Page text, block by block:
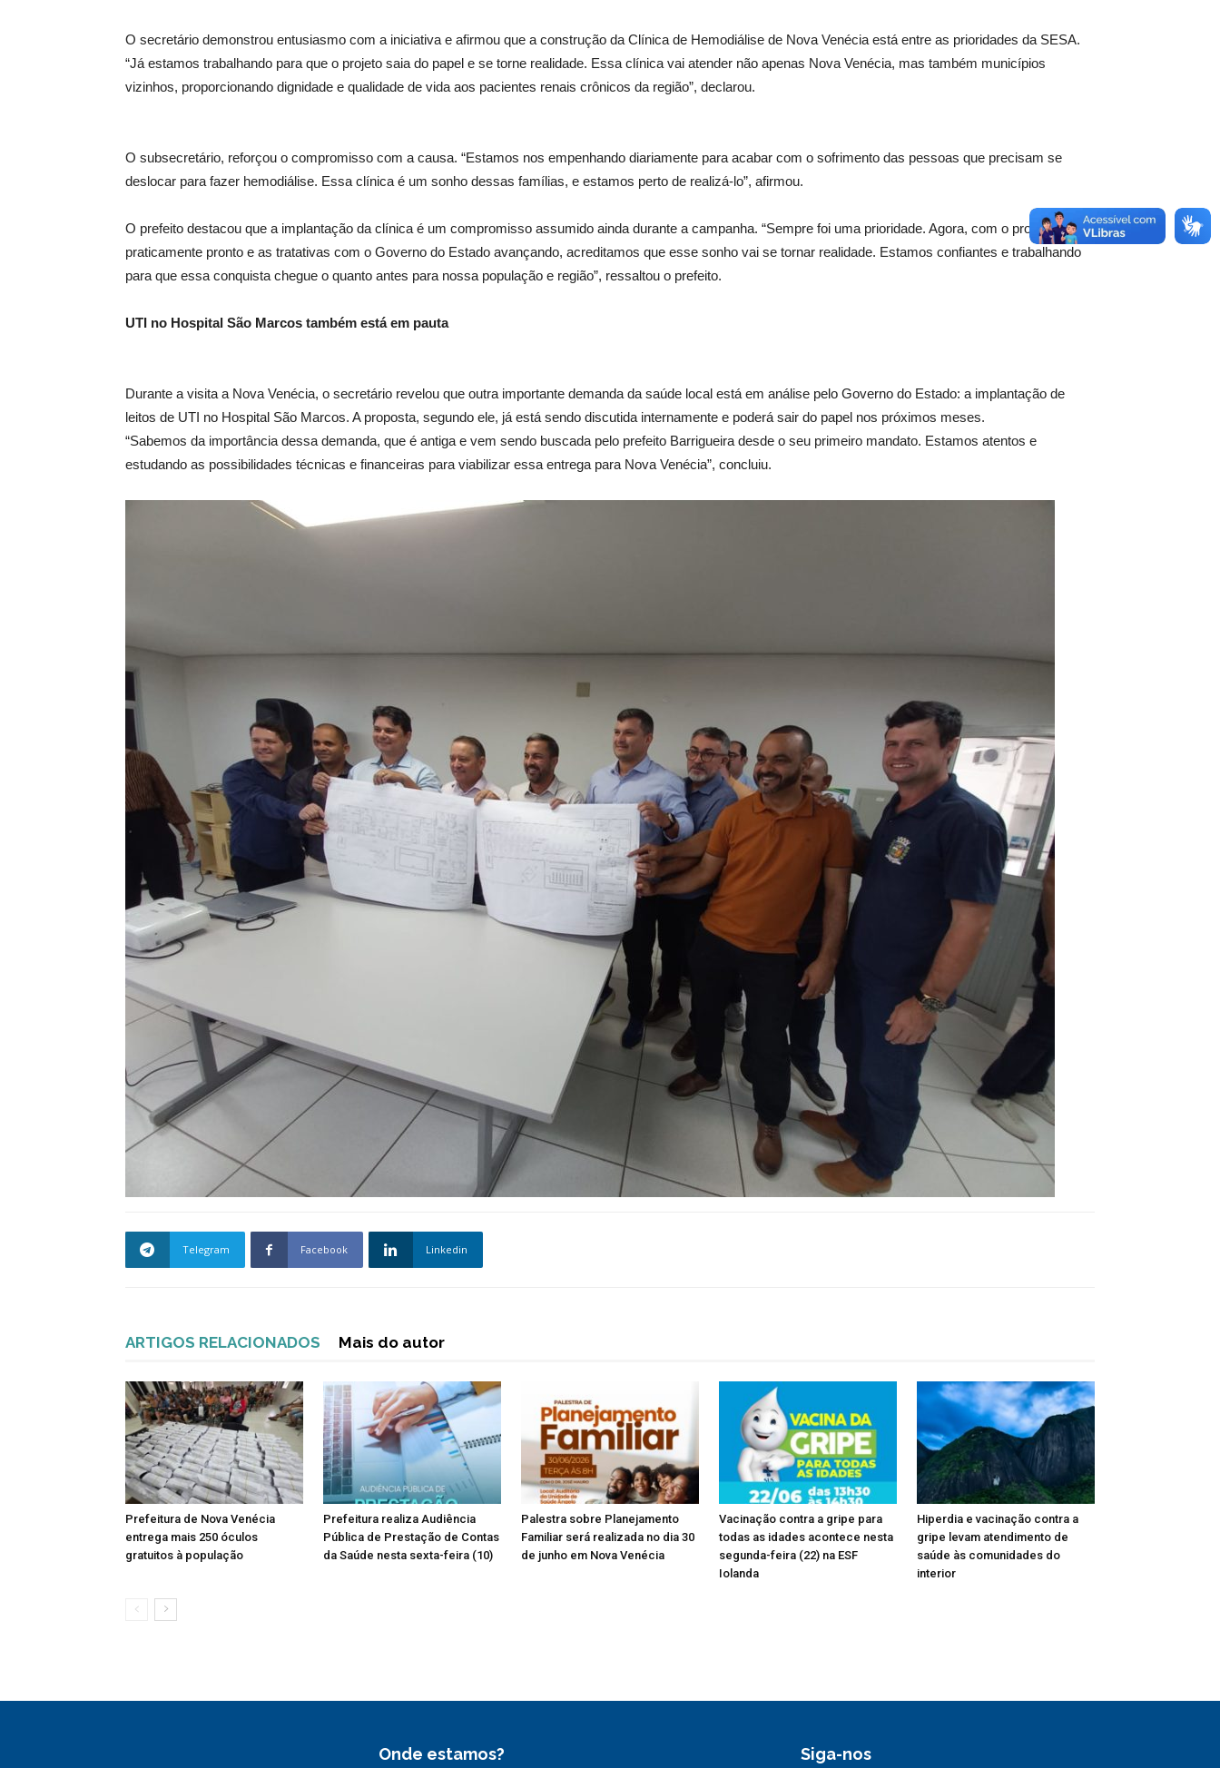
O secretário demonstrou entusiasmo com a iniciativa e afirmou que a construção da Clínica de Hemodiálise de Nova Venécia está entre as prioridades da SESA.
“Já estamos trabalhando para que o projeto saia do papel e se torne realidade. Essa clínica vai atender não apenas Nova Venécia, mas também municípios
vizinhos, proporcionando dignidade e qualidade de vida aos pacientes renais crônicos da região”, declarou.
O subsecretário, reforçou o compromisso com a causa. “Estamos nos empenhando diariamente para acabar com o sofrimento das pessoas que precisam se
deslocar para fazer hemodiálise. Essa clínica é um sonho dessas famílias, e estamos perto de realizá-lo”, afirmou.
O prefeito destacou que a implantação da clínica é um compromisso assumido ainda durante a campanha. “Sempre foi uma prioridade. Agora, com o projeto
praticamente pronto e as tratativas com o Governo do Estado avançando, acreditamos que esse sonho vai se tornar realidade. Estamos confiantes e trabalhando
para que essa conquista chegue o quanto antes para nossa população e região”, ressaltou o prefeito.
UTI no Hospital São Marcos também está em pauta
Durante a visita a Nova Venécia, o secretário revelou que outra importante demanda da saúde local está em análise pelo Governo do Estado: a implantação de
leitos de UTI no Hospital São Marcos. A proposta, segundo ele, já está sendo discutida internamente e poderá sair do papel nos próximos meses.
“Sabemos da importância dessa demanda, que é antiga e vem sendo buscada pelo prefeito Barrigueira desde o seu primeiro mandato. Estamos atentos e
estudando as possibilidades técnicas e financeiras para viabilizar essa entrega para Nova Venécia”, concluiu.
Telegram Facebook Linkedin
ARTIGOS RELACIONADOS Mais do autor
Prefeitura de Nova Venécia
entrega mais 250 óculos
gratuitos à população
Prefeitura realiza Audiência
Pública de Prestação de Contas
da Saúde nesta sexta-feira (10)
Palestra sobre Planejamento
Familiar será realizada no dia 30
de junho em Nova Venécia
Vacinação contra a gripe para
todas as idades acontece nesta
segunda-feira (22) na ESF
Iolanda
Hiperdia e vacinação contra a
gripe levam atendimento de
saúde às comunidades do
interior
Onde estamos? Siga-nos